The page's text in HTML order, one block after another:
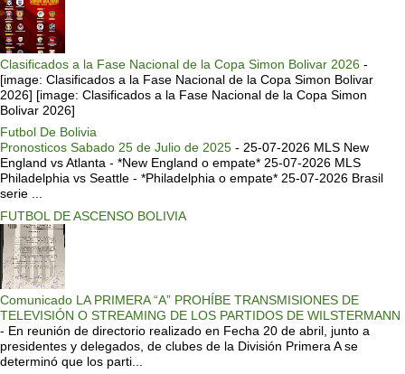
Clasificados a la Fase Nacional de la Copa Simon Bolivar 2026 -
[image: Clasificados a la Fase Nacional de la Copa Simon Bolivar
2026] [image: Clasificados a la Fase Nacional de la Copa Simon
Bolivar 2026]
Futbol De Bolivia
Pronosticos Sabado 25 de Julio de 2025 - 25-07-2026 MLS New
England vs Atlanta - *New England o empate* 25-07-2026 MLS
Philadelphia vs Seattle - *Philadelphia o empate* 25-07-2026 Brasil
serie ...
FUTBOL DE ASCENSO BOLIVIA
Comunicado LA PRIMERA “A” PROHÍBE TRANSMISIONES DE
TELEVISIÓN O STREAMING DE LOS PARTIDOS DE WILSTERMANN
- En reunión de directorio realizado en Fecha 20 de abril, junto a
presidentes y delegados, de clubes de la División Primera A se
determinó que los parti...